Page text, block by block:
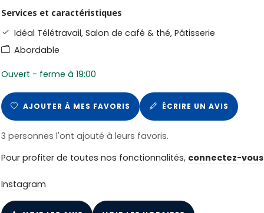
Services et caractéristiques
Idéal Télétravail, Salon de café & thé, Pâtisserie
Abordable
Ouvert - ferme à 19:00
AJOUTER À MES FAVORIS ÉCRIRE UN AVIS
3 personnes l'ont ajouté à leurs favoris.
Pour profiter de toutes nos fonctionnalités, connectez-vous
Instagram